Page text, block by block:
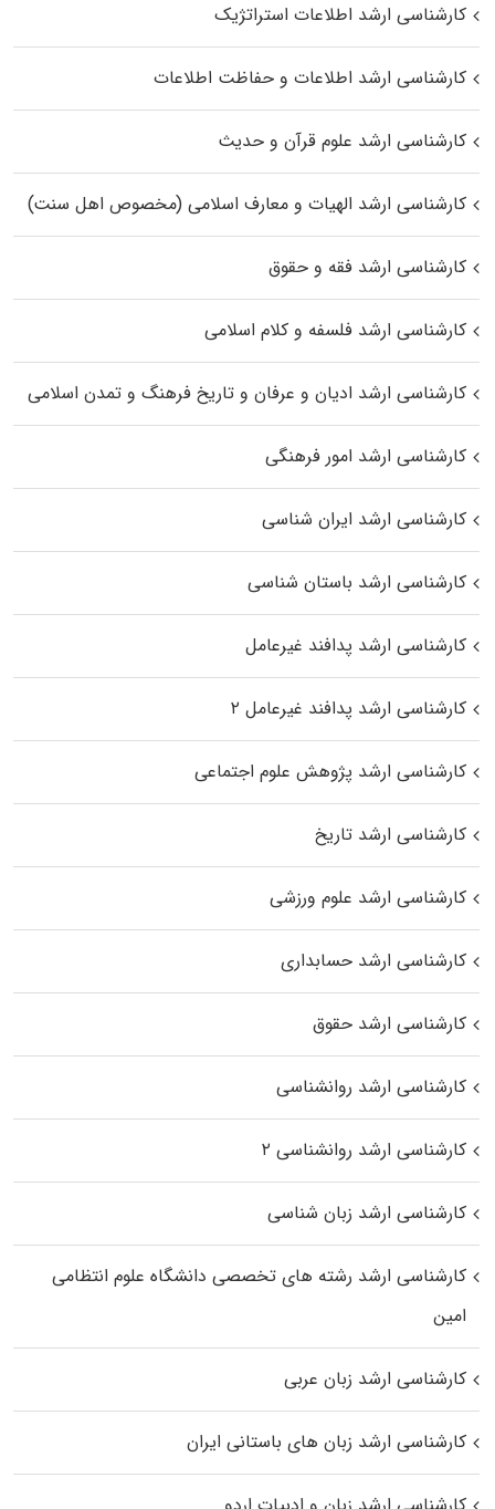
کارشناسی ارشد اطلاعات استراتژیک
کارشناسی ارشد اطلاعات و حفاظت اطلاعات
کارشناسی ارشد علوم قرآن و حدیث
کارشناسی ارشد الهیات و معارف اسلامی (مخصوص اهل سنت)
کارشناسی ارشد فقه و حقوق
کارشناسی ارشد فلسفه و کلام اسلامی
کارشناسی ارشد ادیان و عرفان و تاریخ فرهنگ و تمدن اسلامی
کارشناسی ارشد امور فرهنگی
کارشناسی ارشد ایران شناسی
کارشناسی ارشد باستان شناسی
کارشناسی ارشد پدافند غیرعامل
کارشناسی ارشد پدافند غیرعامل ۲
کارشناسی ارشد پژوهش علوم اجتماعی
کارشناسی ارشد تاریخ
کارشناسی ارشد علوم ورزشی
کارشناسی ارشد حسابداری
کارشناسی ارشد حقوق
کارشناسی ارشد روانشناسی
کارشناسی ارشد روانشناسی ۲
کارشناسی ارشد زبان شناسی
کارشناسی ارشد رﺷﺘﻪ ﻫﺎی تخصصی داﻧﺸﮕﺎه ﻋﻠﻮم انتظامی
اﻣﻴﻦ
کارشناسی ارشد زبان عربی
کارشناسی ارشد زبان‌ های باستانی ایران